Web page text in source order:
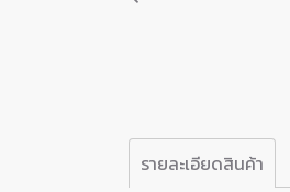
รายละเอียดสินค้า